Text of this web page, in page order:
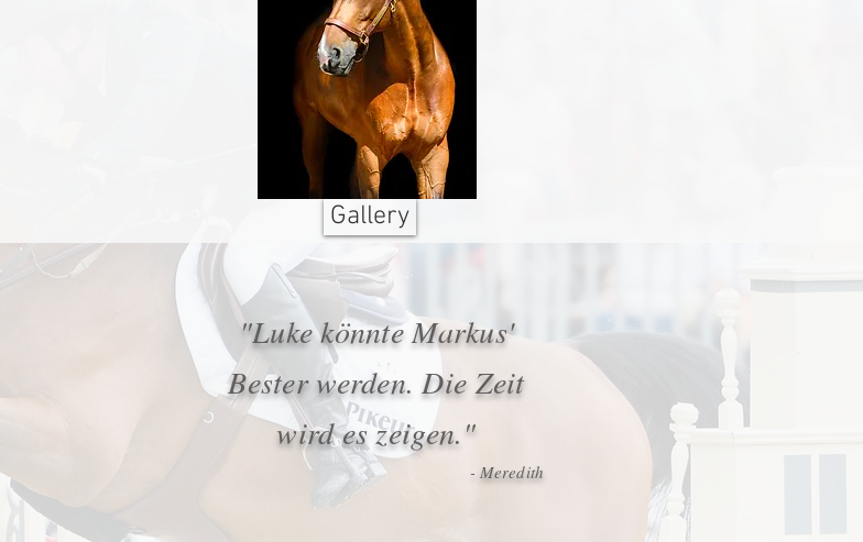
"Luke könnte Markus'
Bester werden. Die Zeit
wird es zeigen."
- Meredith
Gallery